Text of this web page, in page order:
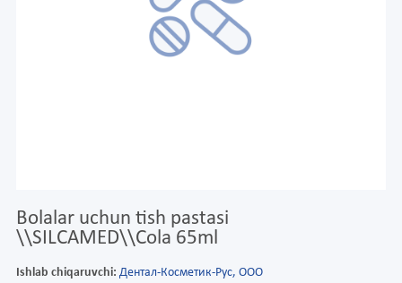
Bolalar uchun tish pastasi
\\SILCAMED\\Cola 65ml
Ishlab chiqaruvchi: Дентал-Косметик-Рус, ООО